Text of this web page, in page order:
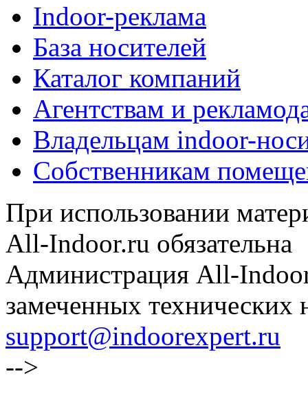
Indoor-реклама
База носителей
Каталог компаний
Агентствам и
Владельцам indoor-
Собственникам
При использовании
All-Indoor.ru обязательна
Администрация All-
замеченных технических
support@indoorexpert.ru
-->